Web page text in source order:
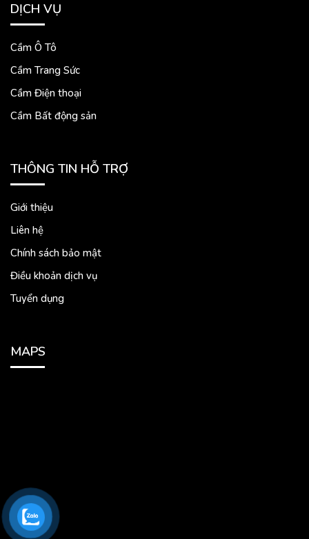
DỊCH VỤ
Cầm Ô Tô
Cầm Trang Sức
Cầm Điện thoại
Cầm Bất động sản
THÔNG TIN HỖ TRỢ
Giới thiệu
Liên hệ
Chính sách bảo mật
Điều khoản dịch vụ
Tuyển dụng
MAPS